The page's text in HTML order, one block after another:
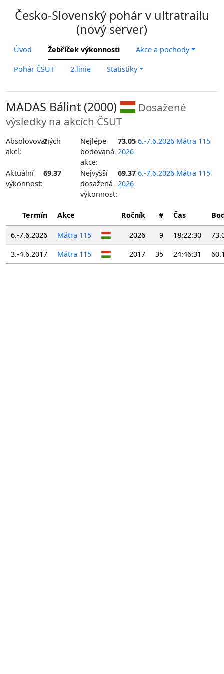
Česko-Slovenský pohár v ultratrailu
(nový server)
Úvod Žebříček výkonnosti Akce a pochody
Pohár ČSUT 2.linie Statistiky
MADAS Bálint (2000)
Dosažené
výsledky na akcích ČSUT
Absolovovaných
akcí:
2
Nejlépe
bodovaná
akce:
73.05 6.-7.6.2026 Mátra 115
2026
Aktuální
výkonnost:
69.37
Nejvyšší
dosažená
výkonnost:
69.37 6.-7.6.2026 Mátra 115
2026
Termín Akce Ročník # Čas
6.-7.6.2026 Mátra 115 2026 9 18:22:30
3.-4.6.2017
Mátra 115 2017 35 24:46:31